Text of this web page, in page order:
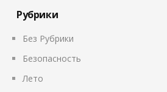
Рубрики
Без Рубрики
Безопасность
Лето